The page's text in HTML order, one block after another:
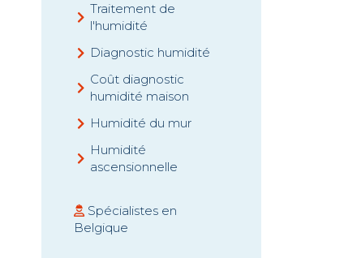
Traitement de
l'humidité
Diagnostic humidité
Coût diagnostic
humidité maison
Humidité du mur
Humidité
ascensionnelle
Spécialistes en
Belgique